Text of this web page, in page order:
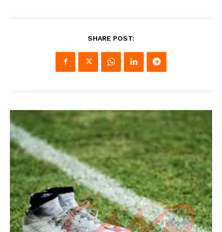
SHARE POST: